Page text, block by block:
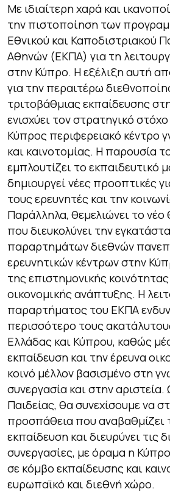
Με ιδιαίτερη χαρά και
την πιστοποίηση των
Εθνικού και Καποδιστριακού
Αθηνών (ΕΚΠΑ) για τη
στην Κύπρο. Η εξέλιξη αυτή
για την περαιτέρω
τριτοβάθμιας εκπαίδευσης
ενισχύει τον στρατηγικό
Κύπρος περιφερειακό κέντρο
και καινοτομίας. Η παρουσία
εμπλουτίζει το εκπαιδευτικό
δημιουργεί νέες προοπτικές
τους ερευνητές και την
Παράλληλα, θεμελιώνει το νέο
που διευκολύνει την
παραρτημάτων διεθνών
ερευνητικών κέντρων στην
της επιστημονικής
οικονομικής ανάπτυξης. Η
παραρτήματος του ΕΚΠΑ
περισσότερο τους
Ελλάδας και Κύπρου, καθώς
εκπαίδευση και την έρευνα
κοινό μέλλον βασισμένο στη
συνεργασία και στην
Παιδείας, θα συνεχίσουμε να
προσπάθεια που αναβαθμίζει
εκπαίδευση και διευρύνει τις
συνεργασίες, με όραμα η
σε κόμβο εκπαίδευσης και
ευρωπαϊκό και διεθνή χώρο.